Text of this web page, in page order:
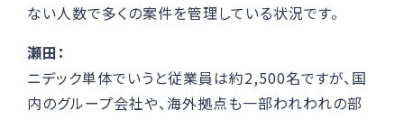
ない人数で多くの案件を管理している状況です。
瀬田：
ニデック単体でいうと従業員は約2,500名ですが、国
内のグループ会社や、海外拠点も一部われわれの部